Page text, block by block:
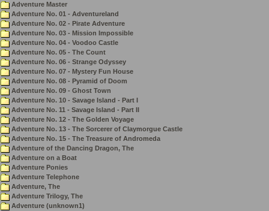
Adventure Master
Adventure No. 01 - Adventureland
Adventure No. 02 - Pirate Adventure
Adventure No. 03 - Mission Impossible
Adventure No. 04 - Voodoo Castle
Adventure No. 05 - The Count
Adventure No. 06 - Strange Odyssey
Adventure No. 07 - Mystery Fun House
Adventure No. 08 - Pyramid of Doom
Adventure No. 09 - Ghost Town
Adventure No. 10 - Savage Island - Part I
Adventure No. 11 - Savage Island - Part II
Adventure No. 12 - The Golden Voyage
Adventure No. 13 - The Sorcerer of Claymorgue Castle
Adventure No. 15 - The Treasure of Andromeda
Adventure of the Dancing Dragon, The
Adventure on a Boat
Adventure Ponies
Adventure Telephone
Adventure, The
Adventure Trilogy, The
Adventure (unknown1)